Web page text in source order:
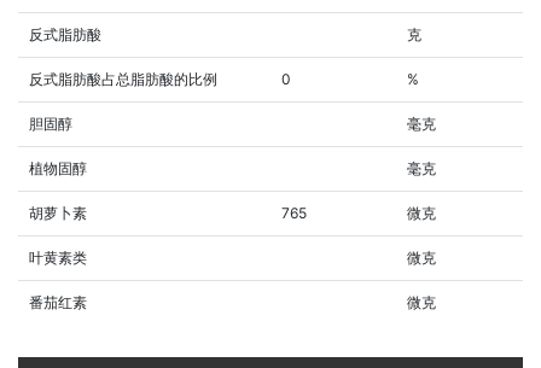
反式脂肪酸 克
反式脂肪酸占总脂肪酸的比例 0 %
胆固醇 毫克
植物固醇 毫克
胡萝卜素 765 微克
叶黄素类 微克
番茄红素 微克